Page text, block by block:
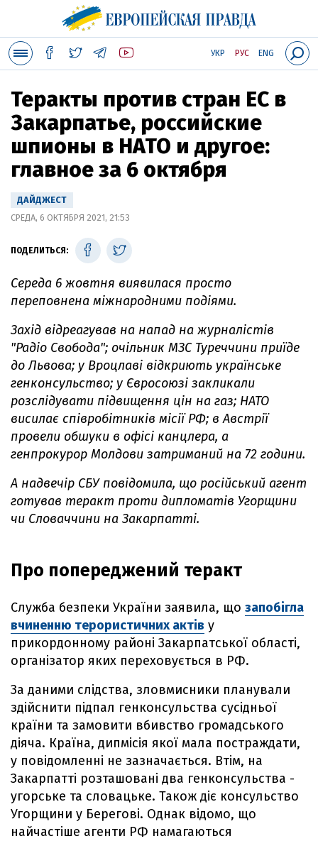
УКР РУС ENG
Теракты против стран ЕС в
Закарпатье, российские
шпионы в НАТО и другое:
главное за 6 октября
ДАЙДЖЕСТ
СРЕДА, 6 ОКТЯБРЯ 2021, 21:53
ПОДЕЛИТЬСЯ:
Середа 6 жовтня виявилася просто
переповнена міжнародними подіями.
Захід відреагував на напад на журналістів
"Радіо Свобода"; очільник МЗС Туреччини приїде
до Львова; у Вроцлаві відкриють українське
генконсульство; у Євросоюзі закликали
розслідувати підвищення цін на газ; НАТО
висилає співробітників місії РФ; в Австрії
провели обшуки в офісі канцлера, а
генпрокурор Молдови затриманий на 72 години.
А надвечір СБУ повідомила, що російський агент
готував теракт проти дипломатів Угорщини
чи Словаччини на Закарпатті.
Про попереджений теракт
Служба безпеки України заявила, що запобігла
вчиненню терористичних актів у
прикордонному районі Закарпатської області,
організатор яких переховується в РФ.
За даними слідства, зловмисники планували
здійснити підпал генконсульства сусідньої
країни та замовити вбивство громадського
діяча. Країна, дипмісія якої мала постраждати,
у повідомленні не зазначається. Втім, на
Закарпатті розташовані два генконсульства -
угорське та словацьке. Також діє консульство
Угорщини у Берегові. Однак відомо, що
найчастіше агенти РФ намагаються